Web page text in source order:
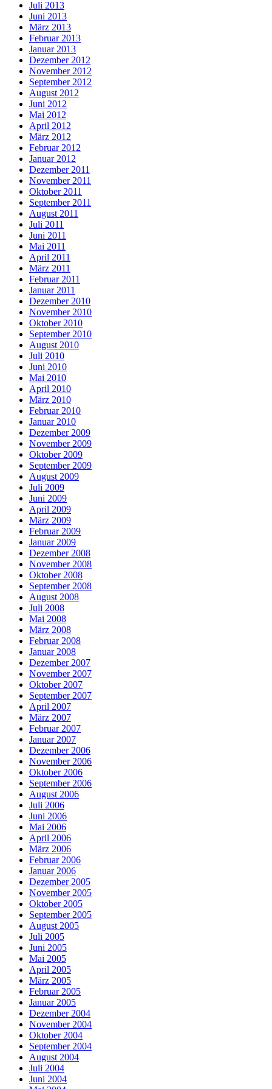
Juli 2013
Juni 2013
März 2013
Februar 2013
Januar 2013
Dezember 2012
November 2012
September 2012
August 2012
Juni 2012
Mai 2012
April 2012
März 2012
Februar 2012
Januar 2012
Dezember 2011
November 2011
Oktober 2011
September 2011
August 2011
Juli 2011
Juni 2011
Mai 2011
April 2011
März 2011
Februar 2011
Januar 2011
Dezember 2010
November 2010
Oktober 2010
September 2010
August 2010
Juli 2010
Juni 2010
Mai 2010
April 2010
März 2010
Februar 2010
Januar 2010
Dezember 2009
November 2009
Oktober 2009
September 2009
August 2009
Juli 2009
Juni 2009
April 2009
März 2009
Februar 2009
Januar 2009
Dezember 2008
November 2008
Oktober 2008
September 2008
August 2008
Juli 2008
Mai 2008
März 2008
Februar 2008
Januar 2008
Dezember 2007
November 2007
Oktober 2007
September 2007
April 2007
März 2007
Februar 2007
Januar 2007
Dezember 2006
November 2006
Oktober 2006
September 2006
August 2006
Juli 2006
Juni 2006
Mai 2006
April 2006
März 2006
Februar 2006
Januar 2006
Dezember 2005
November 2005
Oktober 2005
September 2005
August 2005
Juli 2005
Juni 2005
Mai 2005
April 2005
März 2005
Februar 2005
Januar 2005
Dezember 2004
November 2004
Oktober 2004
September 2004
August 2004
Juli 2004
Juni 2004